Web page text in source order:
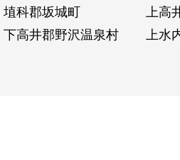
埴科郡坂城町 上高
下高井郡野沢温泉村 上水